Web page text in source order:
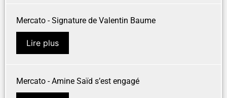
Mercato - Signature de Valentin Baume
Lire plus
Mercato - Amine Saïd s’est engagé